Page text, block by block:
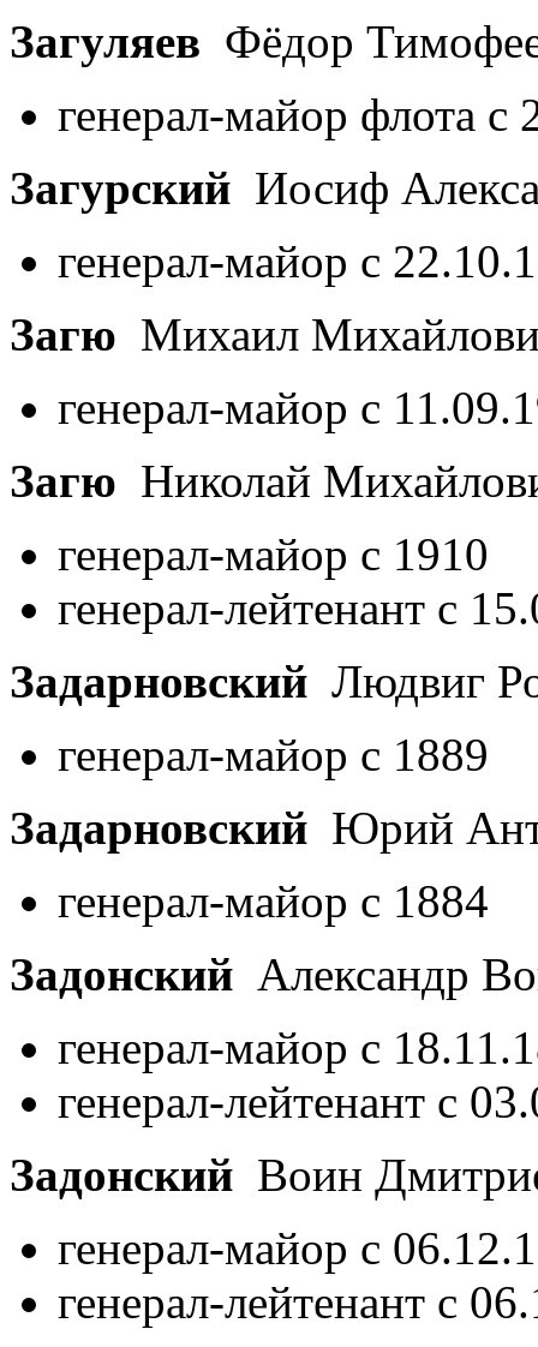
Загуляев Фёдор
генерал-майор флота с
Загурский Иосиф
генерал-майор с
Загю Михаил
генерал-майор с
Загю Николай
генерал-майор с 1910
генерал-лейтенант с
Задарновский Людвиг
генерал-майор с 1889
Задарновский Юрий
генерал-майор с 1884
Задонский Александр
генерал-майор с
генерал-лейтенант с
Задонский Воин
генерал-майор с
генерал-лейтенант с